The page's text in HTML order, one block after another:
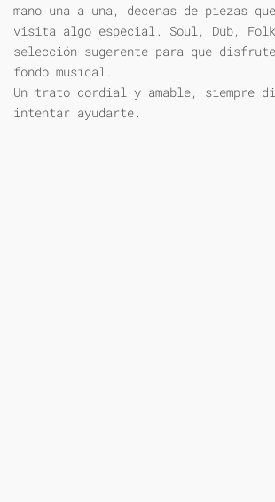
mano una a una, decenas de piezas
visita algo especial. Soul, Dub,
selección sugerente para que
fondo musical.
Un trato cordial y amable, siempre
intentar ayudarte.